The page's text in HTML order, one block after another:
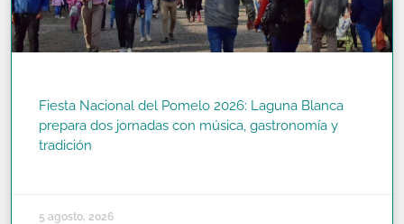
Fiesta Nacional del Pomelo 2026: Laguna Blanca
prepara dos jornadas con música, gastronomía y
tradición
5 agosto, 2026